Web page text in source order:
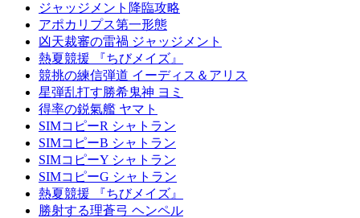
ジャッジメント降臨攻略
アポカリプス第一形態
凶天裁審の雷禍 ジャッジメント
熱夏競援 『ちびメイズ』
競挑の練信弾道 イーディス＆アリス
星弾乱打す勝希鬼神 ヨミ
得率の鋭氣艦 ヤマト
SIMコピーR シャトラン
SIMコピーB シャトラン
SIMコピーY シャトラン
SIMコピーG シャトラン
熱夏競援 『ちびメイズ』
勝射する理蒼弓 ヘンペル